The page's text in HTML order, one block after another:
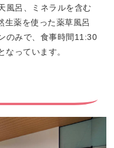
風呂、ミネラルを含む
生薬を使った薬草風呂
のみで、食事時間11:30
っています。